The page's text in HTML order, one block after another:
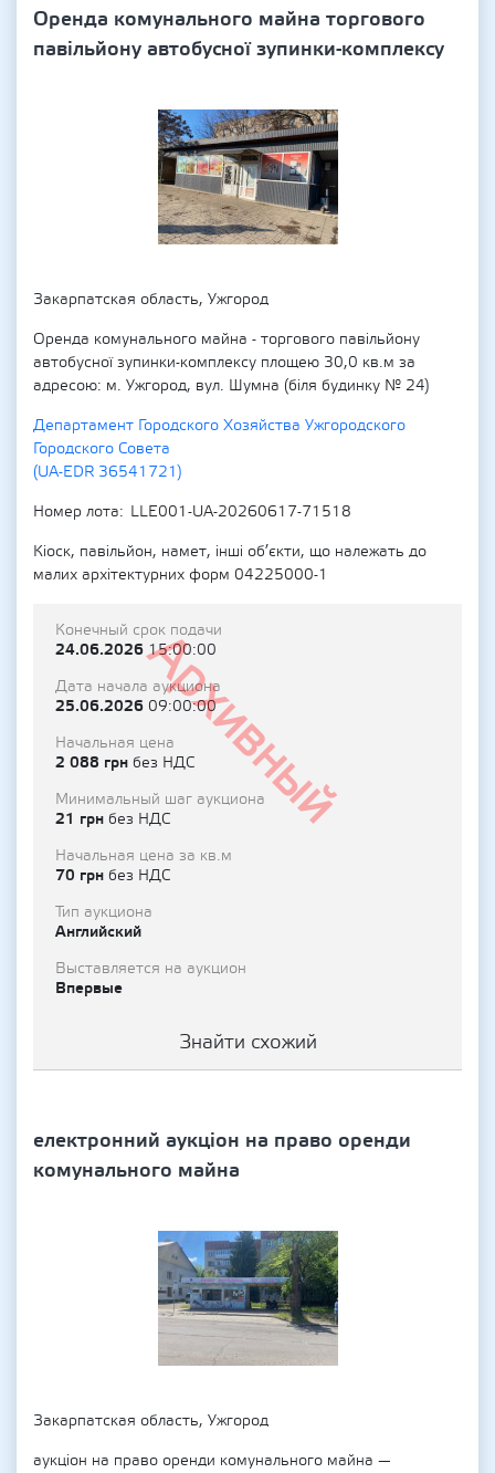
Оренда комунального майна торгового
павільйону автобусної зупинки-комплексу
Закарпатская область, Ужгород
Оренда комунального майна - торгового павільйону
автобусної зупинки-комплексу площею 30,0 кв.м за
адресою: м. Ужгород, вул. Шумна (біля будинку № 24)
Департамент Городского Хозяйства Ужгородского
Городского Совета
(UA-EDR 36541721)
Номер лота
LLE001-UA-20260617-71518
Кіоск, павільйон, намет, інші об’єкти, що належать до
малих архітектурних форм 04225000-1
Архивный
Конечный срок подачи
24.06.202615:00:00
Дата начала аукциона
25.06.2026 09:00:00
Начальная цена
2 088 грн без НДС
Минимальный шаг аукциона
21 грн без НДС
Начальная цена за кв.м
70 грн без НДС
Тип аукциона
Английский
Выставляется на аукцион
Впервые
Знайти схожий
електронний аукціон на право оренди
комунального майна
Закарпатская область, Ужгород
аукціон на право оренди комунального майна —